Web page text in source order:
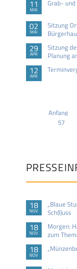
11
MAI
Grab-
02
MAI
Sitzung
29
APR
Sitzung
Planung
12
APR
Anfang
57
18
NOV
„Blaue
Sch(l)uss
18
NOV
Morgen:
zum
18
NOV